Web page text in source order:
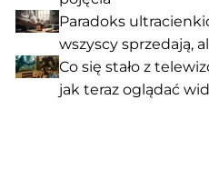
Paradoks
wszyscy sprzedają,
Co się stało z
jak teraz oglądać